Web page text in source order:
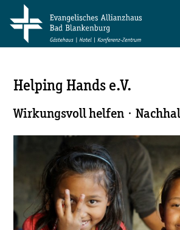
Helping Hands e.V.
Wirkungsvoll helfen ·